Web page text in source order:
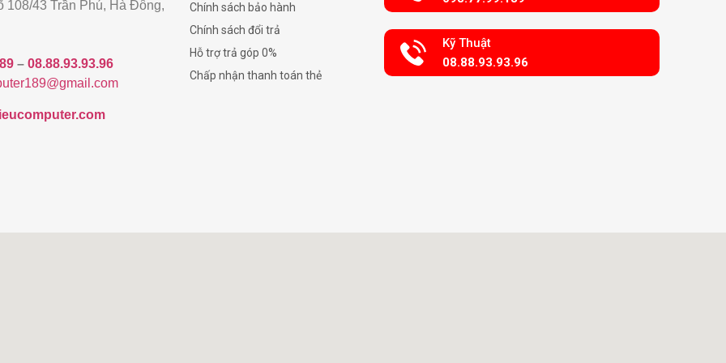
108/43 Trần Phú, Hà Đông,
– 08.88.93.93.96
Chính sách bảo hành
Chính sách đổi trả
Hỗ trợ trả góp 0%
Chấp nhận thanh toán thẻ
Kỹ Thuật
08.88.93.93.96